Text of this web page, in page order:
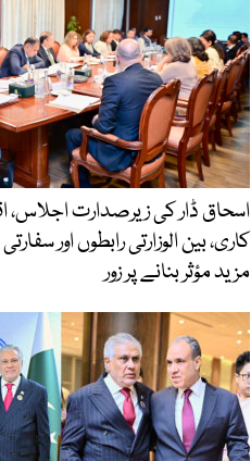
اسحاق ڈار کی زیرصدارت
کاری، بین الوزارتی رابطوں اور
مزید مؤثر بنانے پر زور